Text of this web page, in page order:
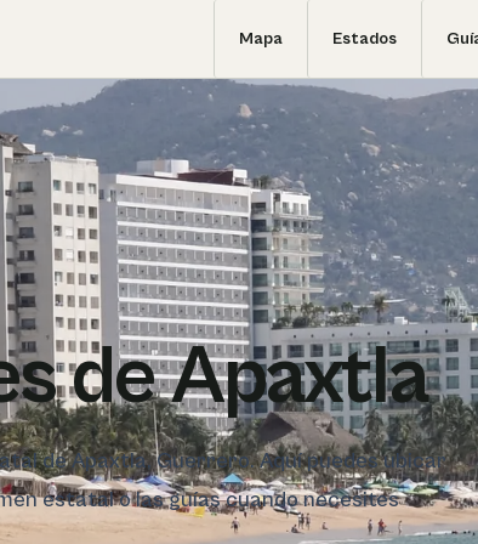
Mapa Estados
de Apaxtla
de Apaxtla, Guerrero. Aquí puedes ubicar
estatal o las guías cuando necesites